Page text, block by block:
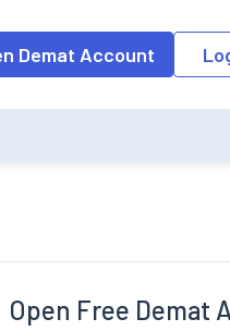
the input field, the
Demat Account
Open Free Demat